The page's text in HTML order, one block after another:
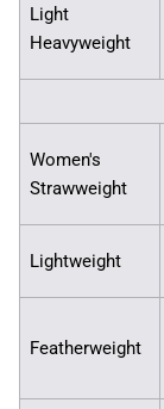
Light
Heavyweight
Women's
Strawweight
Lightweight
Featherweight